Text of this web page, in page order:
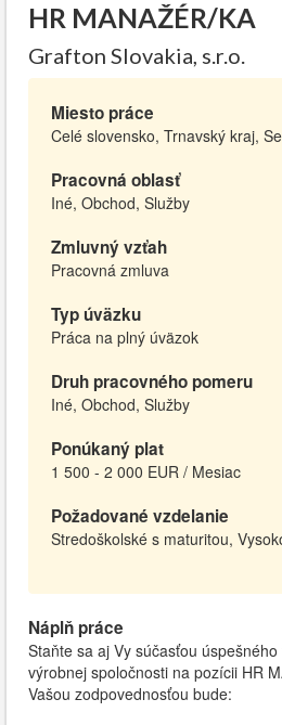
HR MANAŽÉR/KA
Grafton Slovakia, s.r.o.
Miesto práce
Celé slovensko, Trnavský kraj,
Pracovná oblasť
Iné, Obchod, Služby
Zmluvný vzťah
Pracovná zmluva
Typ úväzku
Práca na plný úväzok
Druh pracovného pomeru
Iné, Obchod, Služby
Ponúkaný plat
1 500 - 2 000 EUR / Mesiac
Požadované vzdelanie
Stredoškolské s maturitou,
Náplň práce
Staňte sa aj Vy súčasťou
výrobnej spoločnosti na pozícii HR
Vašou zodpovednosťou bude: